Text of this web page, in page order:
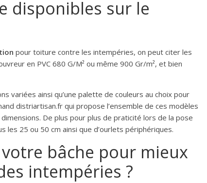
disponibles sur le
pour toiture contre les intempéries, on peut citer les
en PVC 680 G/M² ou même 900 Gr/m², et bien
variées ainsi qu’une palette de couleurs au choix pour
distriartisan.fr qui propose l’ensemble de ces modèles
De plus pour plus de praticité lors de la pose
les 25 ou 50 cm ainsi que d’ourlets périphériques.
bâche pour mieux
intempéries ?